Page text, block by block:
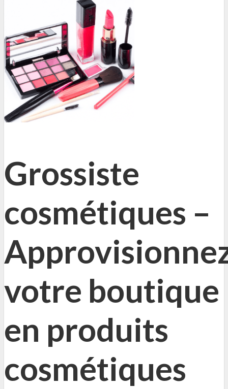
Grossiste
cosmétiques –
votre boutique
en produits
cosmétiques